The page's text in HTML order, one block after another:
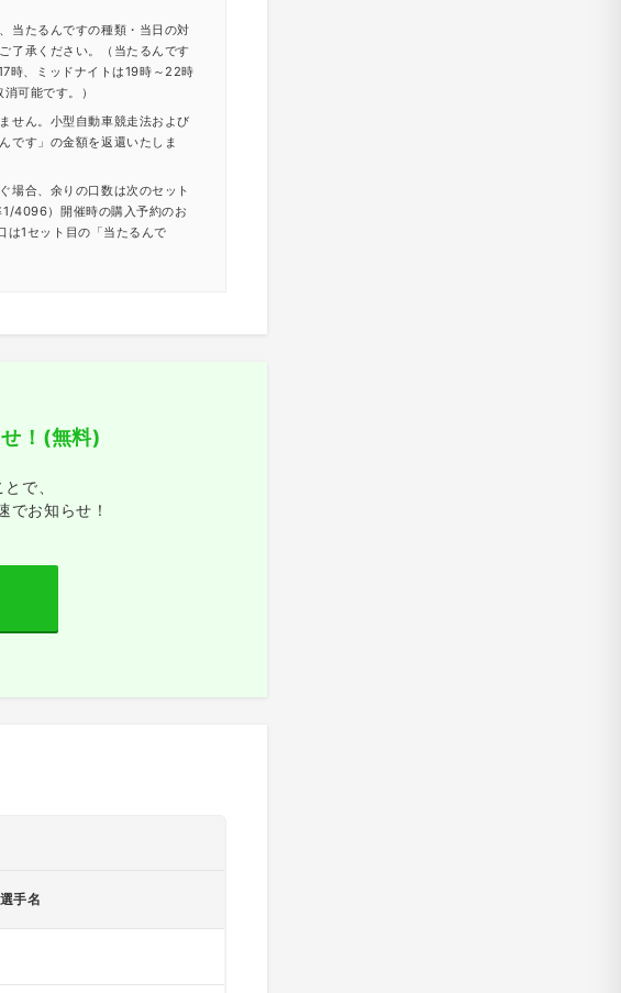
当たるんですの種類・当日の対
了承ください。（当たるんです
時、ミッドナイトは19時～22時
可能です。）
せん。小型自動車競走法および
です」の金額を返還いたしま
場合、余りの口数は次のセット
4096）開催時の購入予約のお
1セット目の「当たるんで
！ (無料)
で、
でお知らせ！
選手名